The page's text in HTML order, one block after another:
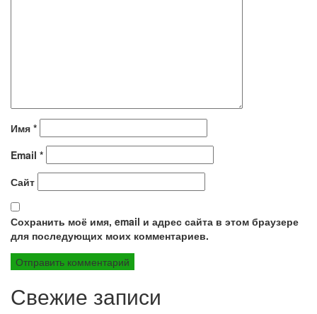
Имя *
Email *
Сайт
Сохранить моё имя, email и адрес сайта в этом браузере
для последующих моих комментариев.
Свежие записи